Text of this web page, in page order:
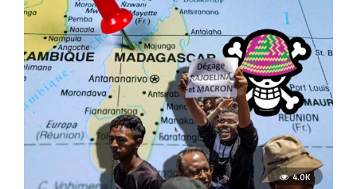
4.0K